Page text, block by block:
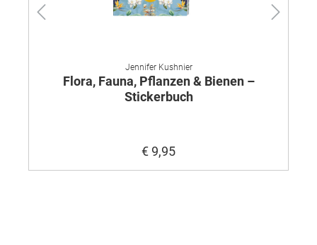
Jennifer Kushnier
Flora, Fauna, Pflanzen & Bienen –
Stickerbuch
€ 9,95